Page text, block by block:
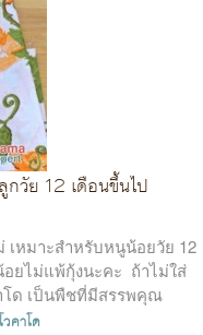
วัย 12 เดือนขึ้นไป
หมาะสำหรับหนูน้อยวัย 12
อยไม่แพ้กุ้งนะคะ ถ้าไม่ใส่
โด เป็นพืชที่มีสรรพคุณ
วคาโด